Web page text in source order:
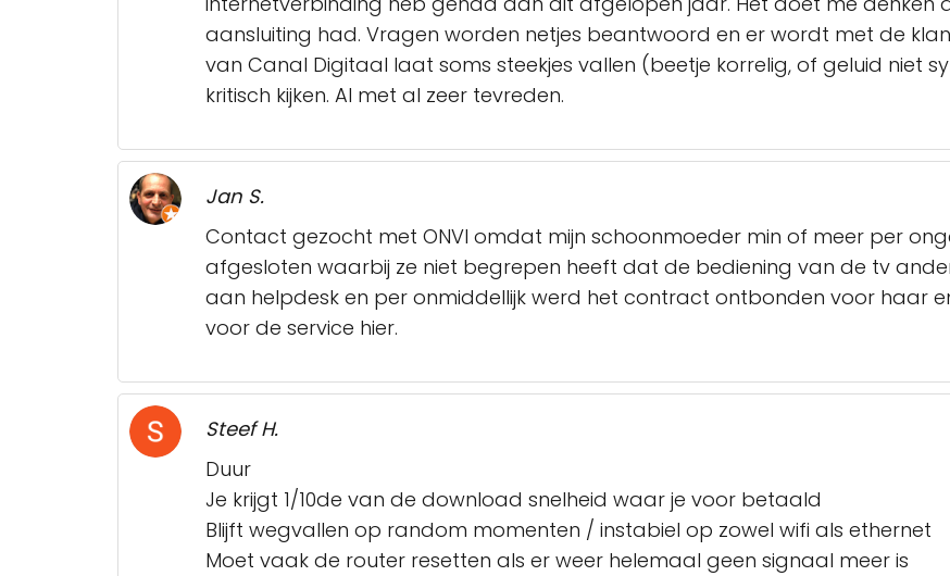
aansluiting had. Vragen worden netjes beantwoord en er wordt met de
van Canal Digitaal laat soms steekjes vallen (beetje korrelig, of geluid niet
kritisch kijken. Al met al zeer tevreden.
Jan S.
Contact gezocht met ONVI omdat mijn schoonmoeder min of meer per
afgesloten waarbij ze niet begrepen heeft dat de bediening van de tv
aan helpdesk en per onmiddellijk werd het contract ontbonden voor haar
voor de service hier.
Steef H.
Duur
Je krijgt 1/10de van de download snelheid waar je voor betaald
Blijft wegvallen op random momenten / instabiel op zowel wifi als ethernet
Moet vaak de router resetten als er weer helemaal geen signaal meer is